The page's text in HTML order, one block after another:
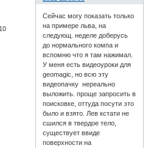
Сейчас могу показать только
на примере льва, на
следующ. неделе доберусь
до нормального компа и
вспомню что я там нажимал.
У меня есть видеоуроки для
geomagic, но всю эту
видеопачку нереально
выложить. проще запросить в
поисковке, оттуда посути это
было и взято. Лев кстати не
сшился в твердое тело,
существует ввиде
поверхности на